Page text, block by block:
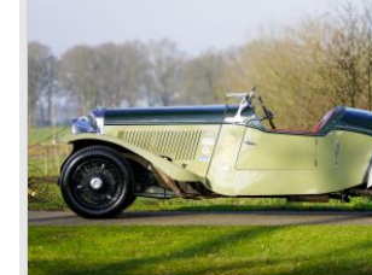
motorist and connoisseur. The Bentley
three different types which were
different radiator badges*. Red badge:
speed model, Blue badge: the early short
chassis type for bespoke bodywork,
rare and used for about eighteen 100
badge car won at Le Mans in 1924 and
Seven.) The 3-Litre was built from 1919
*The Bentley radiator and the logo were
genius motoring artist Gordon Crosby.
‘badge’ and not a ‘label’ as stated by
book ‘Those Bentley Days’ (published